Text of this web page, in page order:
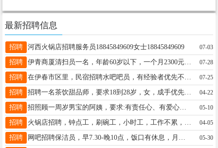
最新招聘信息
招聘 河西火锅店招聘服务员18845849609女士18845849609 07-03
招聘 伊青商厦清扫员一名，年龄60岁以下，一个月2300元，带薪一天。有意者联系13704585041佟女士13704585041 07-28
招聘 07-25
招聘 招聘一名茶饮甜品师，要求18到28岁，女，成手优先，不是成手可以教，要长期，小店，早8晚6，工资面议杨18204585147 04-22
招聘 招照顾一周岁男宝的阿姨，要求:有责任心、有爱心、会做饭，年龄不超过55，早上7点半到晚上5点，有意者电联，非诚勿扰！王女士13134584358 05-10
招聘 04-05
招聘 05-30